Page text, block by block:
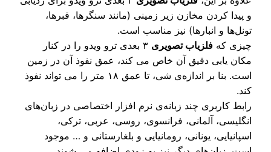
کردن مخازن زیر زمینی (مانند سنگرها، قبرها،
و انبارها) نیز مناسب است.
که فلزیاب تصویری
۳ بعدی ترو ویدو را در کنار
یابی دقیق آن خاص می کند، عمق نفوذ آن در زمین
است. بنا بر اندازه‌ی شی، تا عمق ۱۸ متر را می تواند نفوذ
کاربری چند زبانه‌ی نرم افزار اختصاصی در زبان‌های
آلمانی، فرانسوی، روسی، عربی، ترکی،
یونانی، رومانیایی و بلغارستانی و … موجود